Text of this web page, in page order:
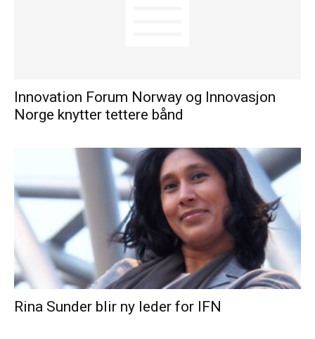
Innovation Forum Norway og Innovasjon
Norge knytter tettere bånd
Rina Sunder blir ny leder for IFN